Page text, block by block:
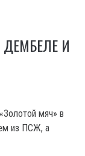
И
мяч» в
из ПСЖ, а